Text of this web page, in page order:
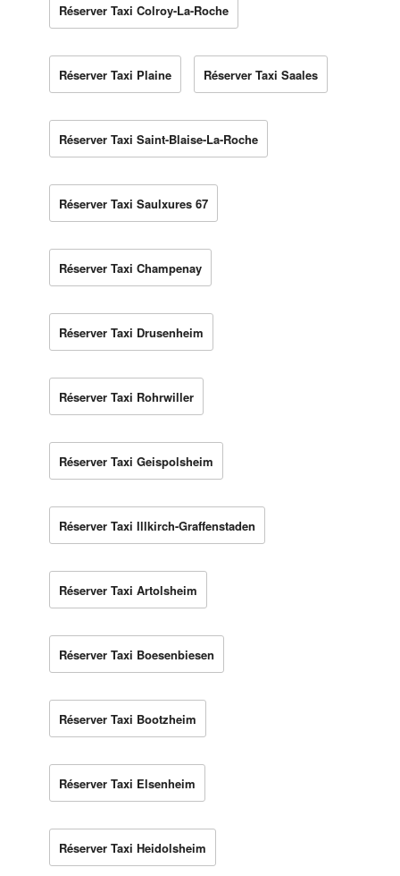
Réserver Taxi Colroy-La-Roche
Réserver Taxi Plaine Réserver Taxi Saales
Réserver Taxi Saint-Blaise-La-Roche
Réserver Taxi Saulxures 67
Réserver Taxi Champenay
Réserver Taxi Drusenheim
Réserver Taxi Rohrwiller
Réserver Taxi Geispolsheim
Réserver Taxi Illkirch-Graffenstaden
Réserver Taxi Artolsheim
Réserver Taxi Boesenbiesen
Réserver Taxi Bootzheim
Réserver Taxi Elsenheim
Réserver Taxi Heidolsheim